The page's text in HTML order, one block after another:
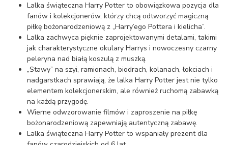
Lalka świąteczna Harry Potter to obowiązkowa pozycja dla
fanów i kolekcjonerów, którzy chcą odtworzyć magiczną
piłkę bożonarodzeniową z „Harry’ego Pottera i kielicha”.
Lalka zachwyca pięknie zaprojektowanymi detalami, takimi
jak charakterystyczne okulary Harrys i nowoczesny czarny
peleryna nad białą koszulą z muszką.
„Stawy” na szyi, ramionach, biodrach, kolanach, łokciach i
nadgarstkach sprawiają, że lalka Harry Potter jest nie tylko
elementem kolekcjonerskim, ale również ruchomą zabawką
na każdą przygodę.
Wierne odwzorowanie filmów i zaproszenie na piłkę
bożonarodzeniową zapewniają autentyczną zabawę.
Lalka świąteczna Harry Potter to wspaniały prezent dla